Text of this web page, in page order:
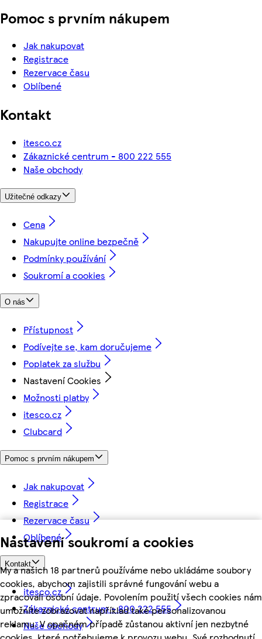
Nastavení soukromí a cookies
My a našich 18 partnerů používáme nebo ukládáme soubory
cookies, abychom zajistili správné fungování webu a
zpracovali osobní údaje. Povolením použití všech cookies nám
umožníte zobrazovat například také personalizovanou
reklamu. V opačném případě zůstanou aktivní jen nezbytné
Pomoc s prvním nákupem
Jak nakupovat
Registrace
Rezervace času
Oblíbené
Kontakt
itesco.cz
Zákaznické centrum - 800 222 555
Naše obchody
Užitečné odkazy
Cena
Nakupujte online bezpečně
Podmínky používání
Soukromí a cookies
O nás
Přístupnost
Podívejte se, kam doručujeme
Poplatek za službu
Nastavení Cookies
Možnosti platby
itesco.cz
Clubcard
Pomoc s prvním nákupem
Jak nakupovat
Registrace
Rezervace času
Oblíbené
Kontakt
itesco.cz
Zákaznické centrum - 800 222 555
Naše obchody